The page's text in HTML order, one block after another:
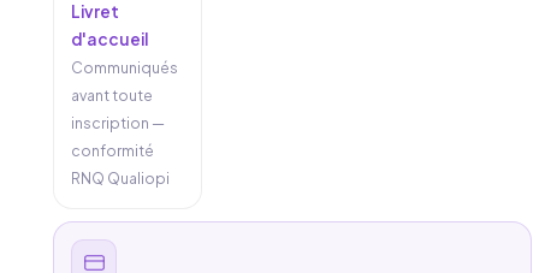
Livret
d'accueil
Communiqués
avant toute
inscription —
conformité
RNQ Qualiopi